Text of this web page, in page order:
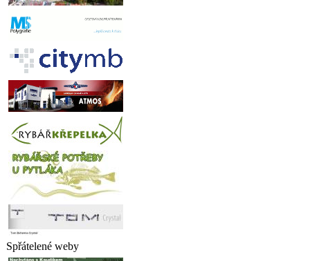
Spřátelené weby